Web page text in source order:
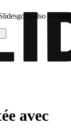
is also
avec